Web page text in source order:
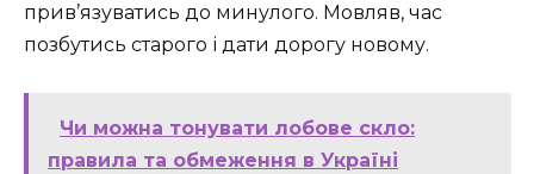
прив’язуватись до минулого. Мовляв, час
позбутись старого і дати дорогу новому.
Чи можна тонувати лобове скло:
правила та обмеження в Україні